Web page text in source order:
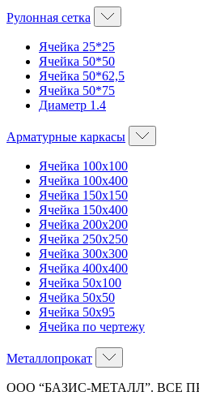
Рулонная сетка
Ячейка 25*25
Ячейка 50*50
Ячейка 50*62,5
Ячейка 50*75
Диаметр 1.4
Арматурные каркасы
Ячейка 100х100
Ячейка 100х400
Ячейка 150х150
Ячейка 150х400
Ячейка 200х200
Ячейка 250х250
Ячейка 300х300
Ячейка 400х400
Ячейка 50х100
Ячейка 50х50
Ячейка 50х95
Ячейка по чертежу
Металлопрокат
ООО “БАЗИС-МЕТАЛЛ”. ВСЕ